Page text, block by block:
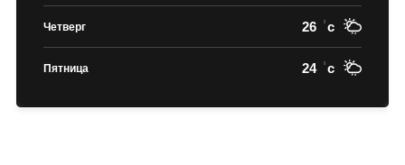
Четверг 26 c
Пятница 24 c